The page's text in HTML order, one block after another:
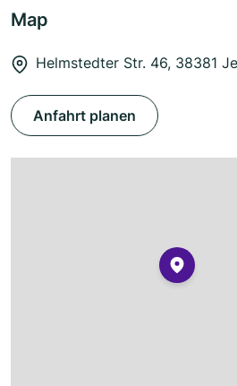
Map
Helmstedter Str. 46, 38381
Anfahrt planen